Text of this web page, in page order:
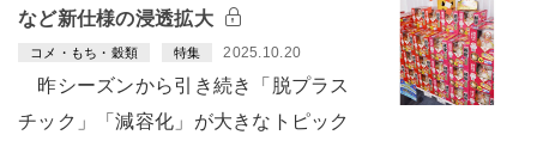
など新仕様の浸透拡大
コメ・もち・穀類 特集 2025.10.20
昨シーズンから引き続き「脱プラス
チック」「減容化」が大きなトピック